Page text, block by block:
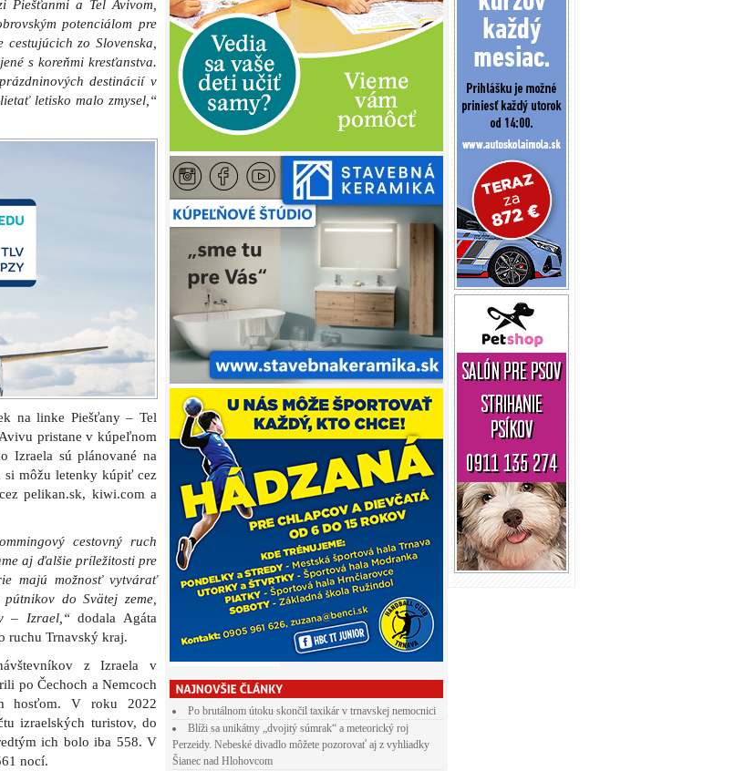
Piešťanmi a Tel Avivom,
potenciálom pre
zo Slovenska,
s koreňmi kresťanstva.
destinácií v
letisko malo zmysel,“
na linke Piešťany – Tel
pristane v kúpeľnom
Izraela sú plánované na
si môžu letenky kúpiť cez
pelikan.sk, kiwi.com a
cestovný ruch
aj ďalšie príležitosti pre
majú možnosť vytvárať
do Svätej zeme,
– Izrael,“dodala Agáta
ruchu Trnavský kraj.
z Izraela v
po Čechoch a Nemcoch
hosťom. V roku 2022
izraelských turistov, do
ich bolo iba 558. V
nocí.
Po brutálnom útoku skončil taxikár v trnavskej nemocnici
Blíži sa unikátny „dvojitý súmrak“ a meteorický roj
Perzeidy. Nebeské divadlo môžete pozorovať aj z vyhliadky
Šianec nad Hlohovcom